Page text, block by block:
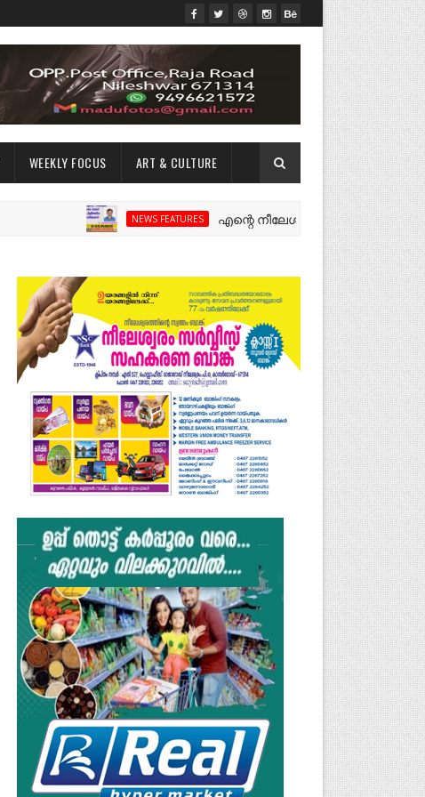
WEEKLY FOCUS ART & CULTURE
NEWS FEATURES എന്റെ നീലേശ്വരം:ഒരു റോഡ് പിളർത്തിയ